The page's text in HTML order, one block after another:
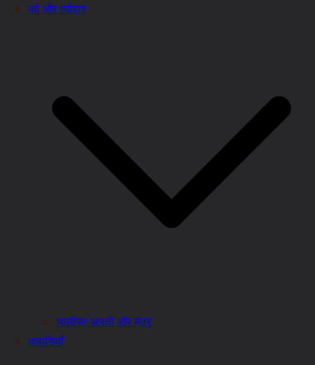
पर्व और त्यौहार
चालीसा आरती और मंत्र
कहानियाँ